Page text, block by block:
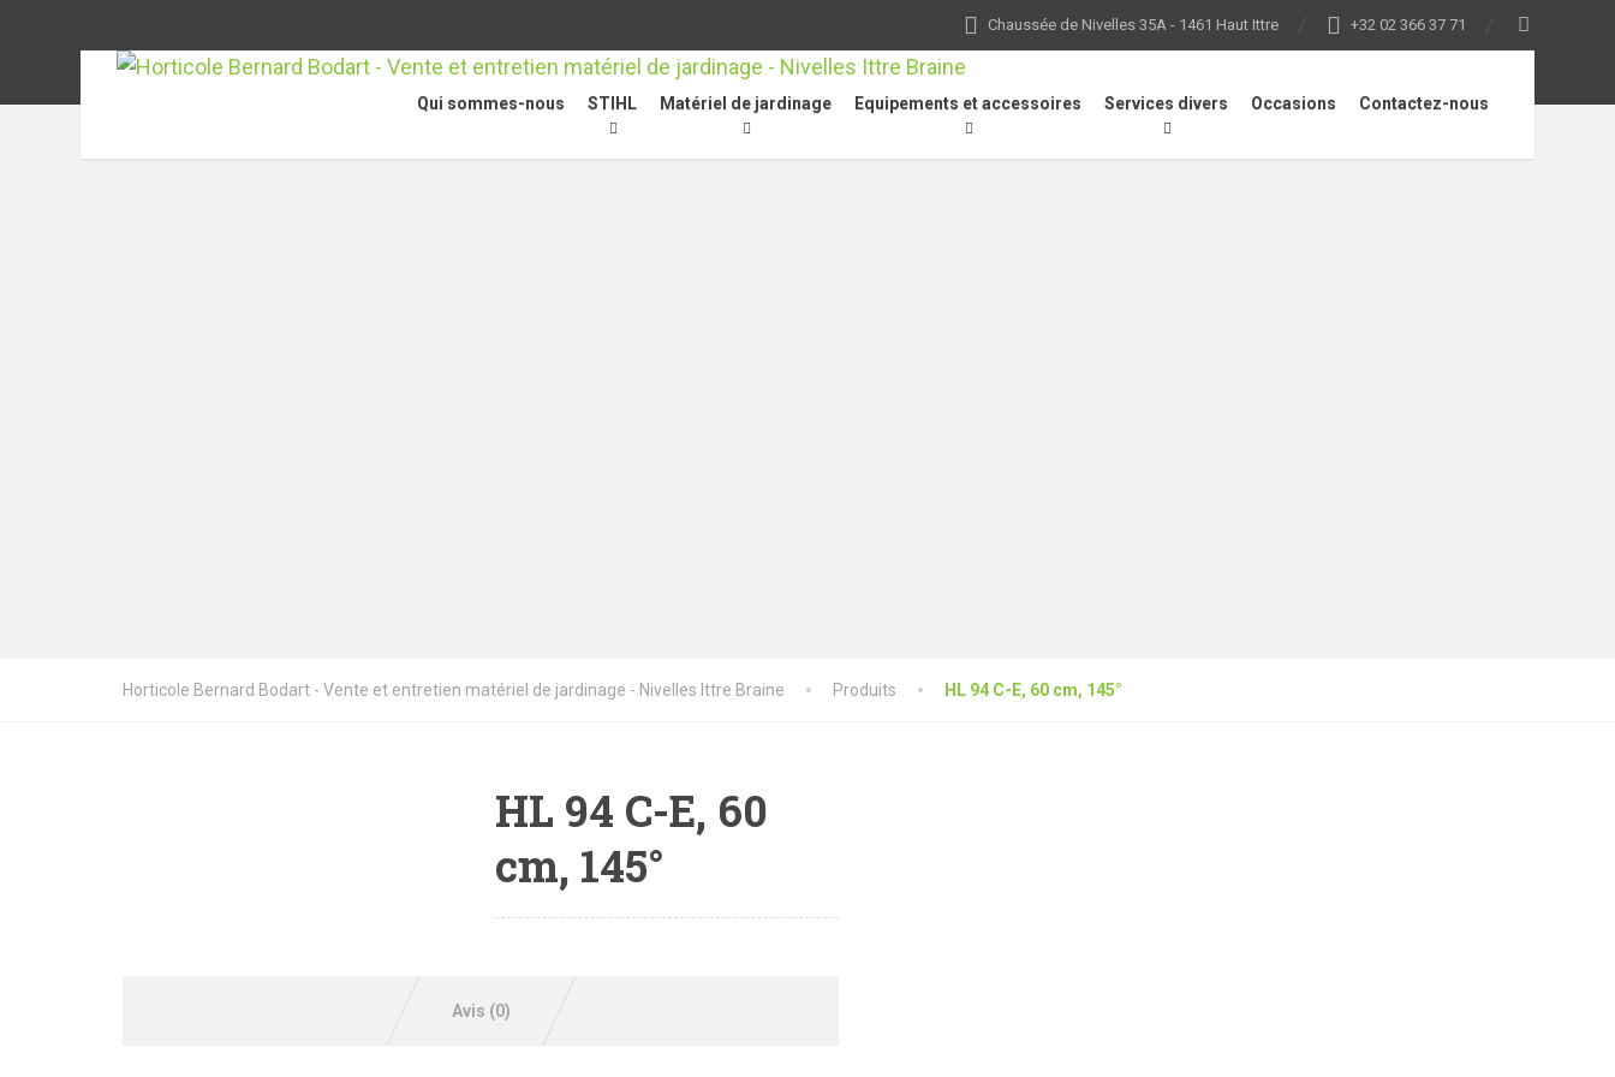
Chaussée de Nivelles 35A - 1461 Haut Ittre +32 02 366 37 71
Qui sommes-nous STIHL Matériel de jardinage Equipements et accessoires Services divers Occasions Contactez-nous
Horticole Bernard Bodart - Vente et entretien matériel de jardinage - Nivelles Ittre Braine Produits HL 94 C-E, 60 cm, 145°
HL 94 C-E, 60
cm, 145°
Avis (0)